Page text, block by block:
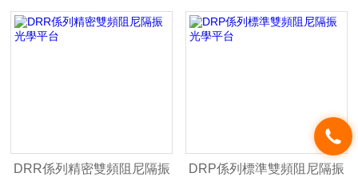
光學平台 光學平台
DRR係列精密雙頻阻尼隔振 DRP係列標準雙頻阻尼隔振